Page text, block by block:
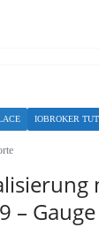
IOBROKER
– Gauge